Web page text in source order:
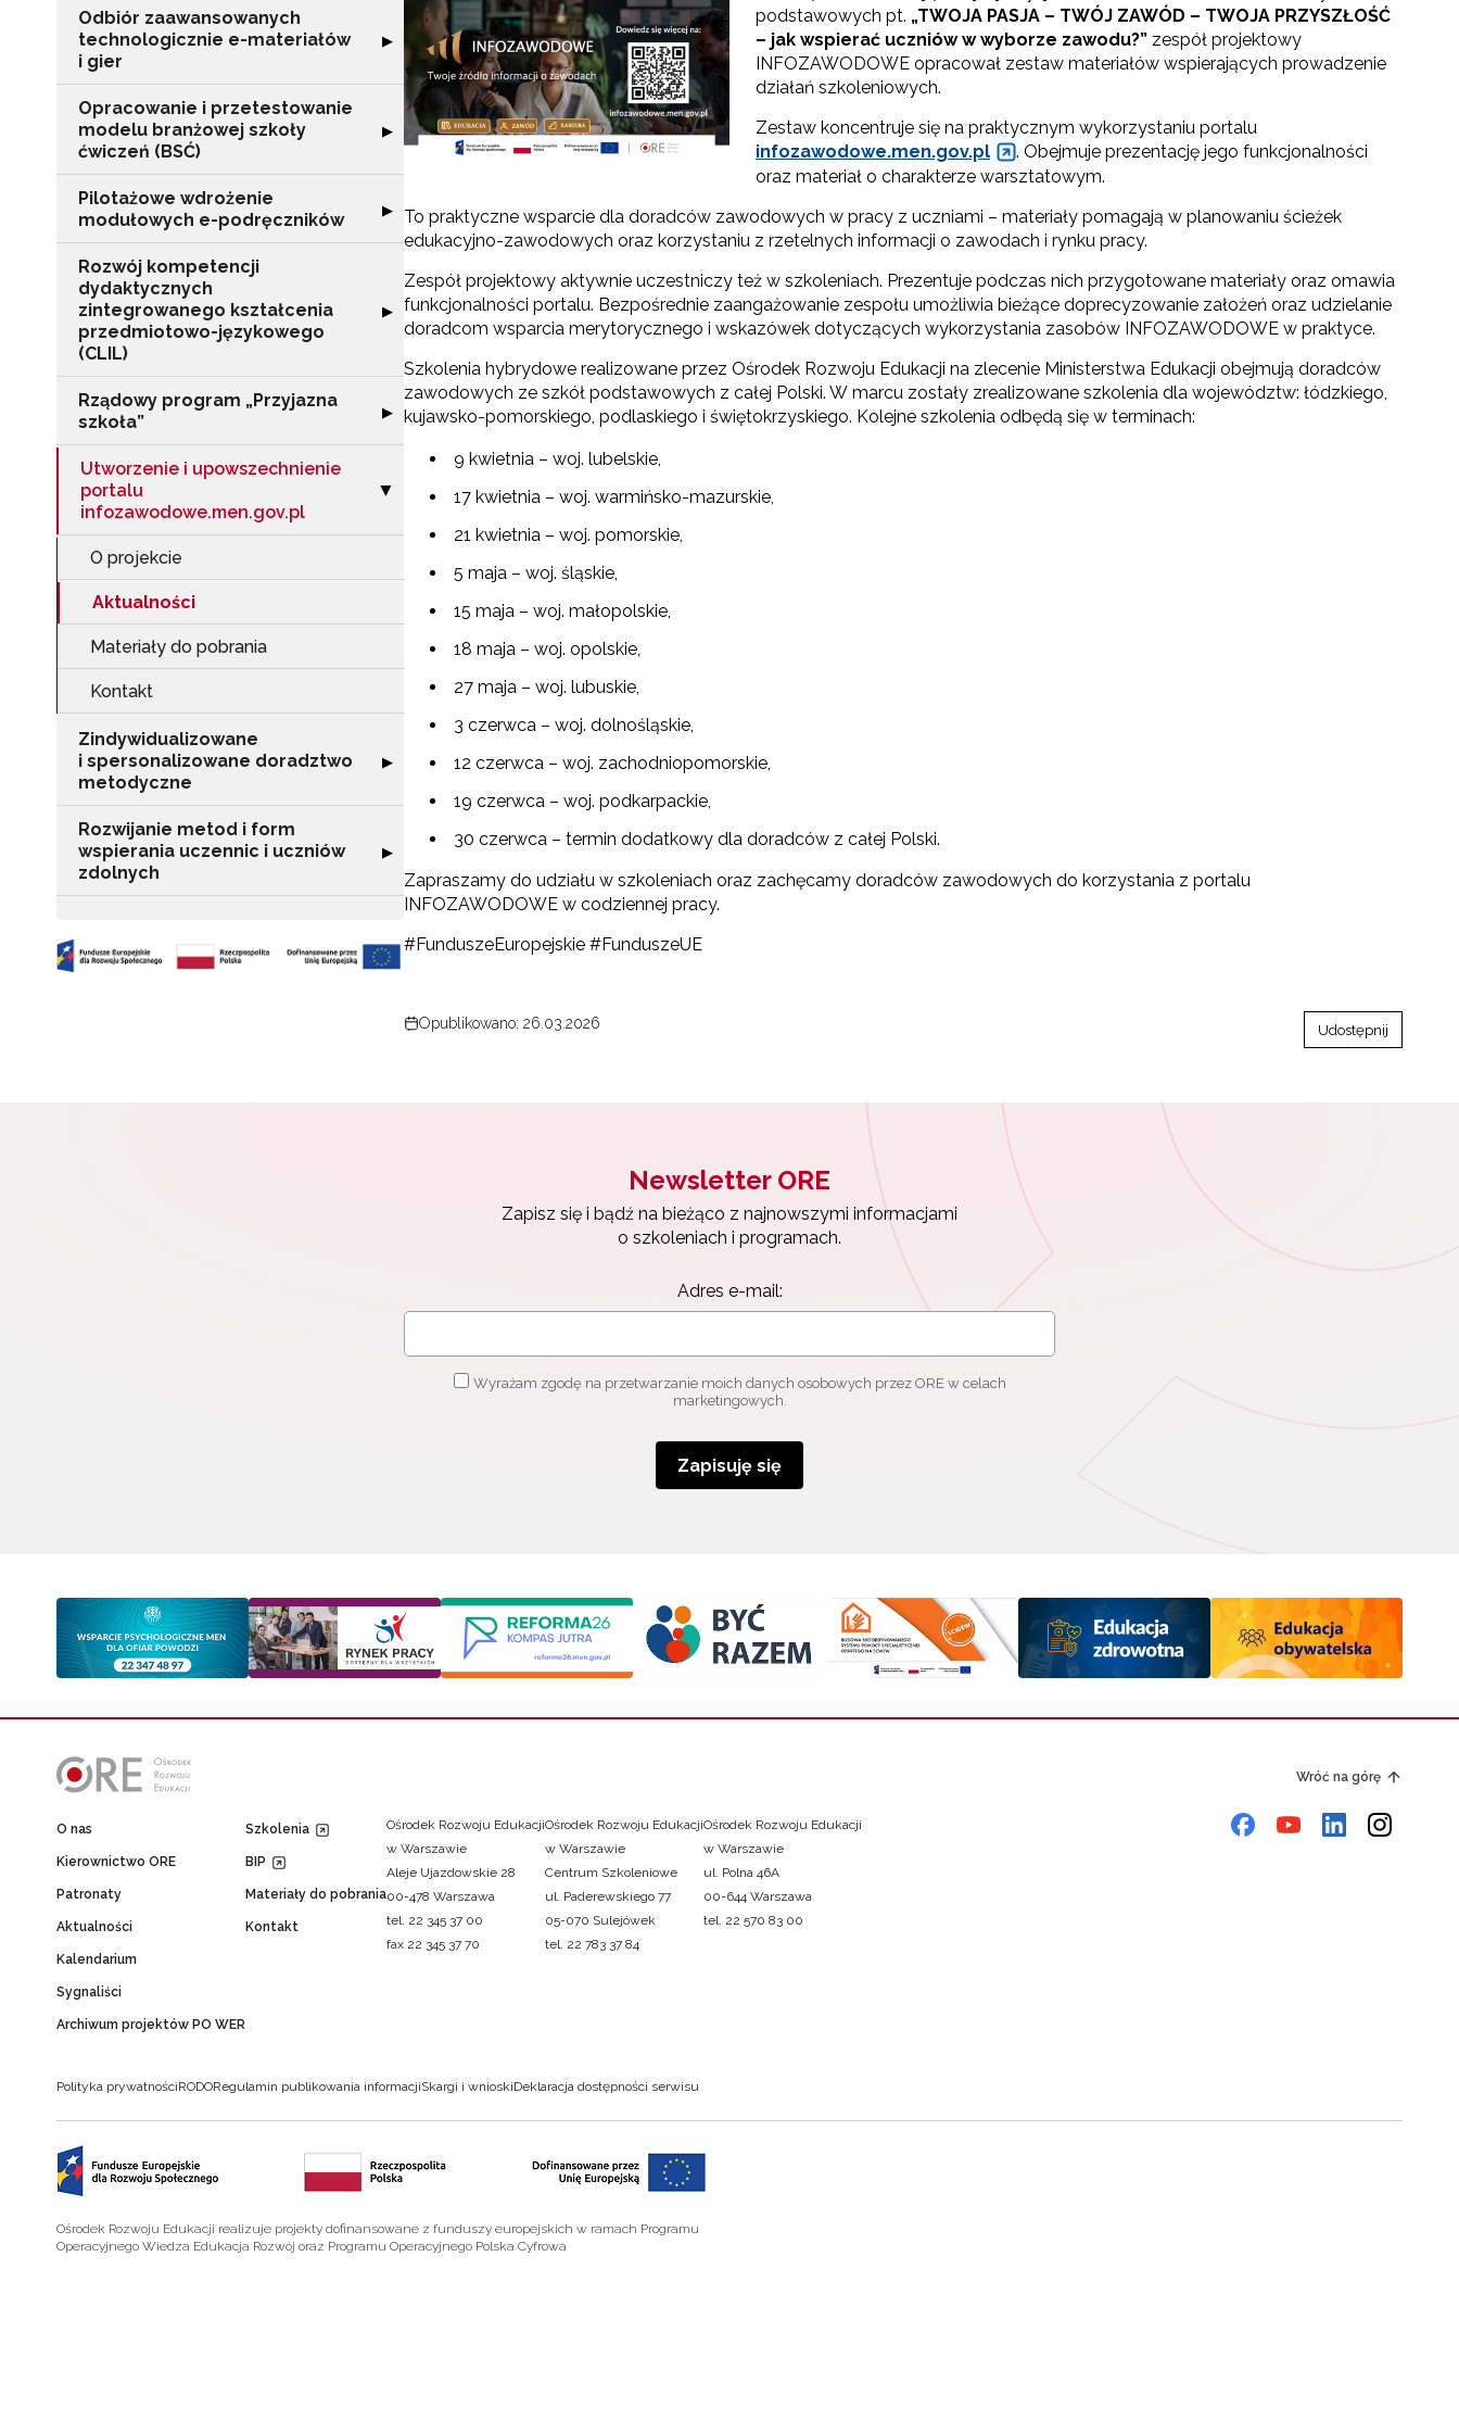
Odbiór zaawansowanych
technologicznie e-materiałów
i gier
Rozwiń sekcję "Odbiór zaawansowanych technologicznie e-materiałów i gier"
▶
Opracowanie i przetestowanie
modelu branżowej szkoły
ćwiczeń (BSĆ)
Rozwiń sekcję "Opracowanie i przetestowanie modelu branżowej szkoły ćwiczeń (BSĆ)"
▶
Pilotażowe wdrożenie
modułowych e-podręczników
Rozwiń sekcję "Pilotażowe wdrożenie modułowych e-podręczników"
▶
Rozwój kompetencji
dydaktycznych
zintegrowanego kształcenia
przedmiotowo-językowego
(CLIL)
Rozwiń sekcję "Rozwój kompetencji dydaktycznych zintegrowanego kształcenia przedmiotowo-językowego (CLIL)"
▶
Rządowy program „Przyjazna
szkoła”
Rozwiń sekcję "Rządowy program „Przyjazna szkoła”"
▶
Utworzenie i upowszechnienie
portalu
infozawodowe.men.gov.pl
Zwiń sekcję "Utworzenie i upowszechnienie portalu infozawodowe.men.gov.pl"
▶
O projekcie
Aktualności
Materiały do pobrania
Kontakt
Zindywidualizowane
i spersonalizowane doradztwo
metodyczne
Rozwiń sekcję "Zindywidualizowane i spersonalizowane doradztwo metodyczne"
▶
Rozwijanie metod i form
wspierania uczennic i uczniów
zdolnych
Rozwiń sekcję "Rozwijanie metod i form wspierania uczennic i uczniów zdolnych"
▶
podstawowych pt. „TWOJA PASJA – TWÓJ ZAWÓD – TWOJA PRZYSZŁOŚĆ
– jak wspierać uczniów w wyborze zawodu?” zespół projektowy
INFOZAWODOWE opracował zestaw materiałów wspierających prowadzenie
działań szkoleniowych.
Zestaw koncentruje się na praktycznym wykorzystaniu portalu
infozawodowe.men.gov.pl
. Obejmuje prezentację jego funkcjonalności
oraz materiał o charakterze warsztatowym.
To praktyczne wsparcie dla doradców zawodowych w pracy z uczniami – materiały pomagają w planowaniu ścieżek
edukacyjno-zawodowych oraz korzystaniu z rzetelnych informacji o zawodach i rynku pracy.
Zespół projektowy aktywnie uczestniczy też w szkoleniach. Prezentuje podczas nich przygotowane materiały oraz omawia
funkcjonalności portalu. Bezpośrednie zaangażowanie zespołu umożliwia bieżące doprecyzowanie założeń oraz udzielanie
doradcom wsparcia merytorycznego i wskazówek dotyczących wykorzystania zasobów INFOZAWODOWE w praktyce.
Szkolenia hybrydowe realizowane przez Ośrodek Rozwoju Edukacji na zlecenie Ministerstwa Edukacji obejmują doradców
zawodowych ze szkół podstawowych z całej Polski. W marcu zostały zrealizowane szkolenia dla województw: łódzkiego,
kujawsko-pomorskiego, podlaskiego i świętokrzyskiego. Kolejne szkolenia odbędą się w terminach:
9 kwietnia – woj. lubelskie,
17 kwietnia – woj. warmińsko-mazurskie,
21 kwietnia – woj. pomorskie,
5 maja – woj. śląskie,
15 maja – woj. małopolskie,
18 maja – woj. opolskie,
27 maja – woj. lubuskie,
3 czerwca – woj. dolnośląskie,
12 czerwca – woj. zachodniopomorskie,
19 czerwca – woj. podkarpackie,
30 czerwca – termin dodatkowy dla doradców z całej Polski.
Zapraszamy do udziału w szkoleniach oraz zachęcamy doradców zawodowych do korzystania z portalu
INFOZAWODOWE w codziennej pracy.
#FunduszeEuropejskie #FunduszeUE
Opublikowano: 26.03.2026 Udostępnij
Newsletter ORE
Zapisz się i bądź na bieżąco z najnowszymi informacjami
o szkoleniach i programach.
Adres e-mail:
Wyrażam zgodę na przetwarzanie moich danych osobowych przez ORE w celach
marketingowych.
Zapisuję się
Wróć na górę
O nas
Kierownictwo ORE
Patronaty
Aktualności
Kalendarium
Sygnaliści
Archiwum projektów PO WER
Szkolenia
BIP
Materiały do pobrania
Kontakt
Ośrodek Rozwoju Edukacji
w Warszawie
Aleje Ujazdowskie 28
00-478 Warszawa
tel. 22 345 37 00
fax 22 345 37 70
Ośrodek Rozwoju Edukacji
w Warszawie
Centrum Szkoleniowe
ul. Paderewskiego 77
05-070 Sulejówek
tel. 22 783 37 84
Ośrodek Rozwoju Edukacji
w Warszawie
ul. Polna 46A
00-644 Warszawa
tel. 22 570 83 00
Polityka prywatnościRODORegulamin publikowania informacjiSkargi i wnioskiDeklaracja dostępności serwisu
Ośrodek Rozwoju Edukacji realizuje projekty dofinansowane z funduszy europejskich w ramach Programu
Operacyjnego Wiedza Edukacja Rozwój oraz Programu Operacyjnego Polska Cyfrowa
o szkoleniach i programach.
Adres e-mail:
Zapisuję się